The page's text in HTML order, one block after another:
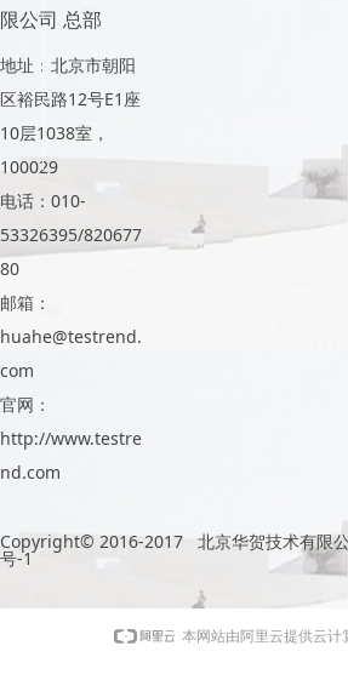
限公司 总部
地址：北京市朝阳
区裕民路12号E1座
10层1038室，
100029
电话：010-
53326395/820677
80
邮箱：
huahe@testrend.
com
官网：
http://www.testre
nd.com
Copyright© 2016-2017 北京华贺技术有限
号-1
本网站由阿里云提供云计